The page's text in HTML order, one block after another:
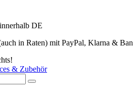
DE
in Raten) mit PayPal, Klarna &